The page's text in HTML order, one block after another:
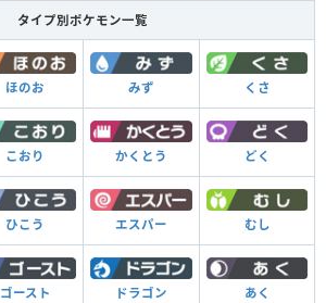
タイプ別ポケモン一覧
ほのお みず くさ
こおり かくとう どく
ひこう エスパー むし
ゴースト ドラゴン あく